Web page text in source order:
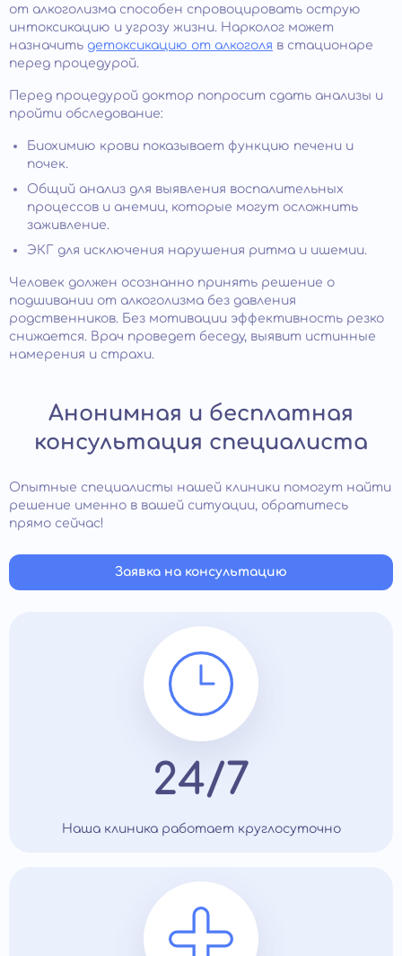
от алкоголизма способен спровоцировать острую
интоксикацию и угрозу жизни. Нарколог может
назначить детоксикацию от алкоголя в стационаре
перед процедурой.
Перед процедурой доктор попросит сдать анализы и
пройти обследование:
Биохимию крови показывает функцию печени и
почек.
Общий анализ для выявления воспалительных
процессов и анемии, которые могут осложнить
заживление.
ЭКГ для исключения нарушения ритма и ишемии.
Человек должен осознанно принять решение о
подшивании от алкоголизма без давления
родственников. Без мотивации эффективность резко
снижается. Врач проведет беседу, выявит истинные
намерения и страхи.
Анонимная и бесплатная
консультация специалиста
Опытные специалисты нашей клиники помогут найти
решение именно в вашей ситуации, обратитесь
прямо сейчас!
Заявка на консультацию
24/7
Наша клиника работает круглосуточно